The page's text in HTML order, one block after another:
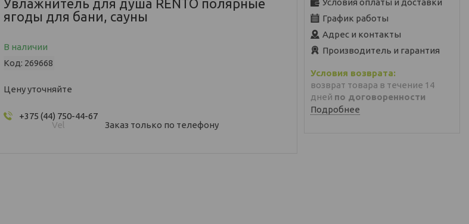
Увлажнитель для душа RENTO полярные
ягоды для бани, сауны
В наличии
Код: 269668
Цену уточняйте
+375 (44) 750-44-67
Vel
Заказ только по телефону
Условия оплаты и доставки
График работы
Адрес и контакты
Производитель и гарантия
возврат товара в течение 14
дней по договоренности
Подробнее